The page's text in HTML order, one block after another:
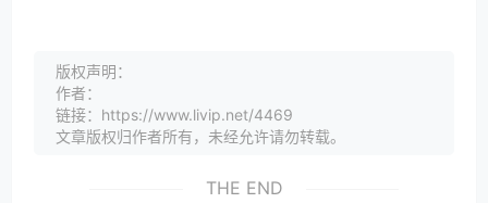
版权声明：
作者：
链接：https://www.livip.net/4469
文章版权归作者所有，未经允许请勿转载。
THE END